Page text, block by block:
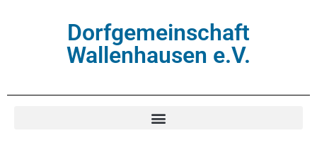
Dorfgemeinschaft
Wallenhausen e.V.